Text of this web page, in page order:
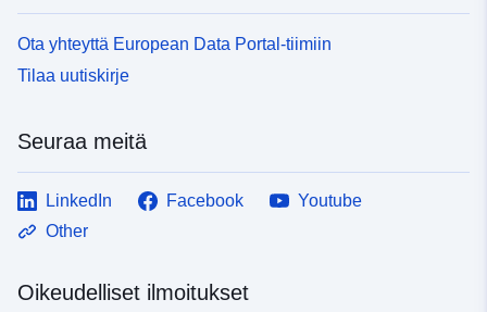
Ota yhteyttä European Data Portal-tiimiin
Tilaa uutiskirje
Seuraa meitä
LinkedIn Facebook
Youtube
Other
Oikeudelliset ilmoitukset